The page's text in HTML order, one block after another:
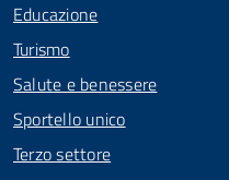
Educazione
Turismo
Salute e benessere
Sportello unico
Terzo settore